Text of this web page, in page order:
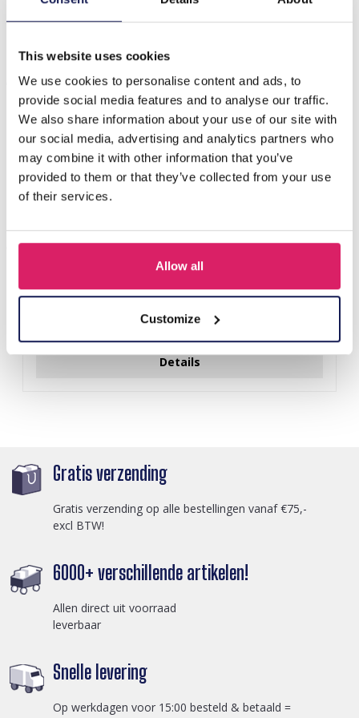
This website uses cookies
We use cookies to personalise content and ads, to
provide social media features and to analyse our traffic.
We also share information about your use of our site with
our social media, advertising and analytics partners who
may combine it with other information that you’ve
provided to them or that they’ve collected from your use
of their services.
Allow all
Customize
Anderen kochten ook
Q-D6.2 KEY1042-003 Plush Wallet Capybara 10.5cm - Mixed
Login voor prijzen
Details
Gratis verzending
Gratis verzending op alle bestellingen vanaf €75,-
excl BTW!
6000+ verschillende artikelen!
Allen direct uit voorraad
leverbaar
Snelle levering
Op werkdagen voor 15:00 besteld & betaald =